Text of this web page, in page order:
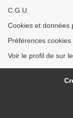
C.G.U.
Cookies et données
Préférences cookies
Voir le profil de sur